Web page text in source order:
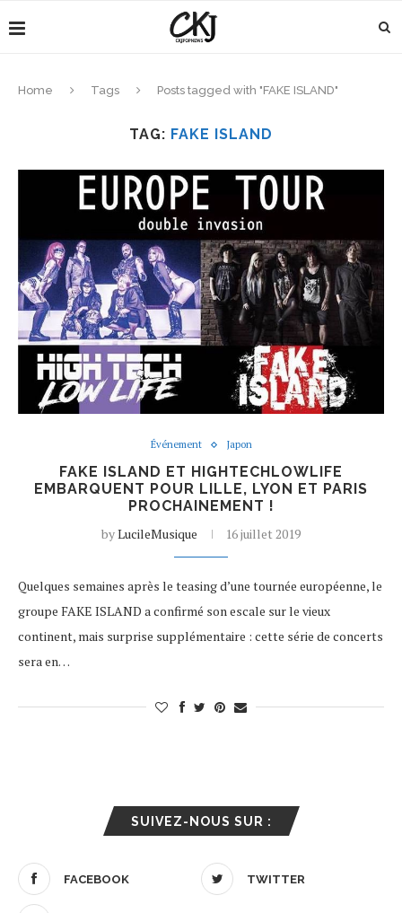
Home Tags Posts tagged with "FAKE ISLAND"
TAG: FAKE ISLAND
Événement Japon
FAKE ISLAND ET HIGHTECHLOWLIFE
EMBARQUENT POUR LILLE, LYON ET PARIS
PROCHAINEMENT !
byLucileMusique 16 juillet 2019
Quelques semaines après le teasing d’une tournée européenne, le
groupe FAKE ISLAND a confirmé son escale sur le vieux
continent, mais surprise supplémentaire : cette série de concerts
sera en…
SUIVEZ-NOUS SUR :
FACEBOOK TWITTER